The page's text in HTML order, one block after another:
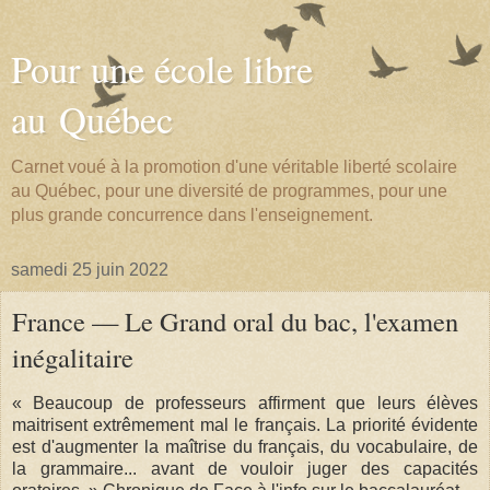
Pour une école libre
au Québec
Carnet voué à la promotion d'une véritable liberté scolaire
au Québec, pour une diversité de programmes, pour une
plus grande concurrence dans l'enseignement.
samedi 25 juin 2022
France — Le Grand oral du bac, l'examen
inégalitaire
« Beaucoup de professeurs affirment que leurs élèves
maitrisent extrêmement mal le français. La priorité évidente
est d'augmenter la maîtrise du français, du vocabulaire, de
la grammaire... avant de vouloir juger des capacités